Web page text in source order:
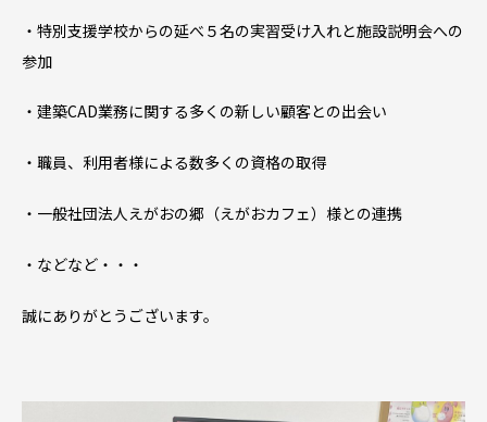
・特別支援学校からの延べ５名の実習受け入れと施設説明会への
参加
・建築CAD業務に関する多くの新しい顧客との出会い
・職員、利用者様による数多くの資格の取得
・一般社団法人えがおの郷（えがおカフェ）様との連携
・などなど・・・
誠にありがとうございます。